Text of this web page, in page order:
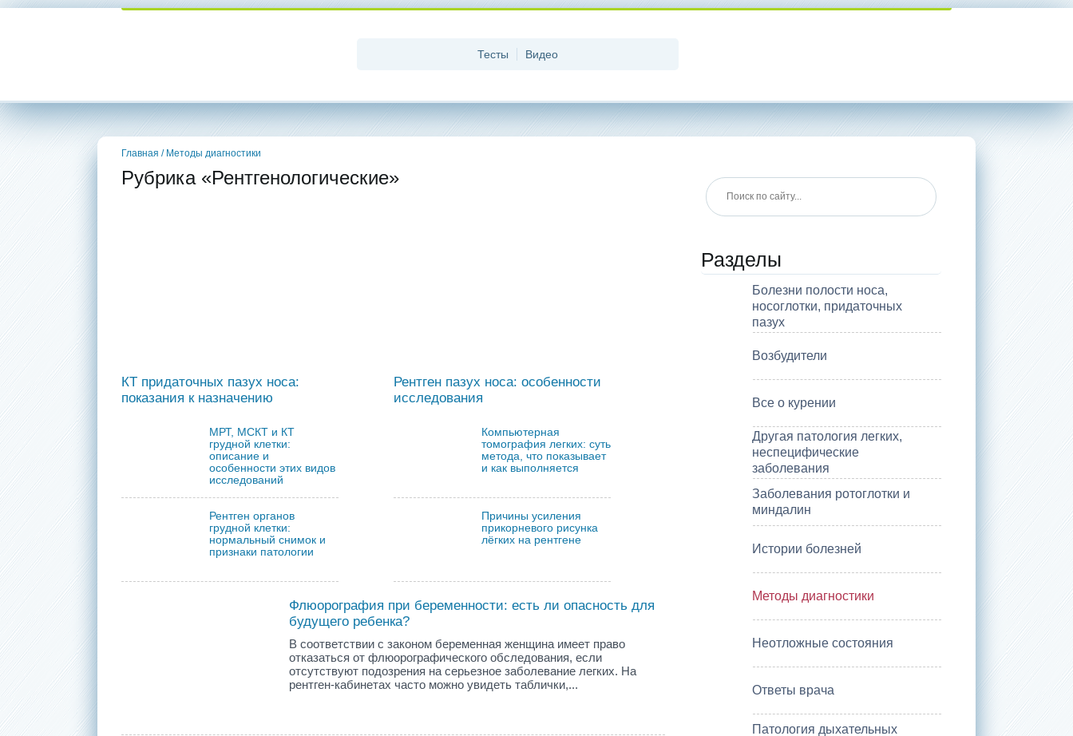
Тесты Видео
Главная / Методы диагностики
Рубрика «Рентгенологические»
КТ придаточных пазух носа:
показания к назначению
Рентген пазух носа: особенности
исследования
МРТ, МСКТ и КТ
грудной клетки:
описание и
особенности этих видов
исследований
Компьютерная
томография легких: суть
метода, что показывает
и как выполняется
Рентген органов
грудной клетки:
нормальный снимок и
признаки патологии
Причины усиления
прикорневого рисунка
лёгких на рентгене
Флюорография при беременности: есть ли опасность для
будущего ребенка?
В соответствии с законом беременная женщина имеет право
отказаться от флюорографического обследования, если
отсутствуют подозрения на серьезное заболевание легких. На
рентген-кабинетах часто можно увидеть таблички,...
Разделы
Болезни полости носа,
носоглотки, придаточных
пазух
Возбудители
Все о курении
Другая патология легких,
неспецифические
заболевания
Заболевания ротоглотки и
миндалин
Истории болезней
Методы диагностики
Неотложные состояния
Ответы врача
Патология дыхательных